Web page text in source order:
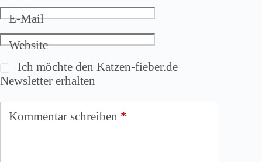
E-Mail
Website
Ich möchte den Katzen-fieber.de
Newsletter erhalten
Kommentar schreiben *